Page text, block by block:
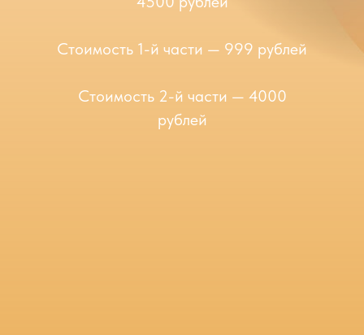
Стоимость 1-й части — 999 рублей
Стоимость 2-й части — 4000
рублей